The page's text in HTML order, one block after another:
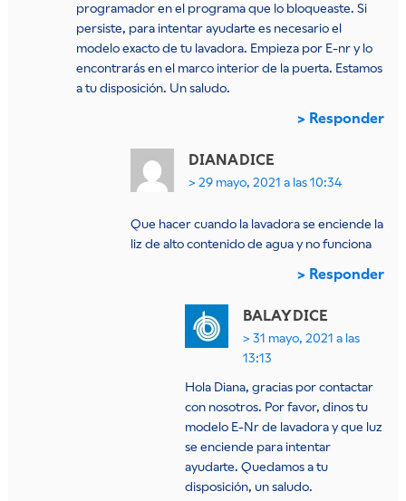
programador en el programa que lo bloqueaste. Si
persiste, para intentar ayudarte es necesario el
modelo exacto de tu lavadora. Empieza por E-nr y lo
encontrarás en el marco interior de la puerta. Estamos
a tu disposición. Un saludo.
Responder
DIANA DICE
29 mayo, 2021 a las 10:34
Que hacer cuando la lavadora se enciende la
liz de alto contenido de agua y no funciona
Responder
BALAY DICE
31 mayo, 2021 a las
13:13
Hola Diana, gracias por contactar
con nosotros. Por favor, dinos tu
modelo E-Nr de lavadora y que luz
se enciende para intentar
ayudarte. Quedamos a tu
disposición, un saludo.